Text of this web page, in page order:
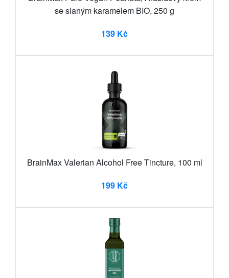
se slaným karamelem BIO, 250 g
139 Kč
BrainMax Valerian Alcohol Free Tincture, 100 ml
199 Kč